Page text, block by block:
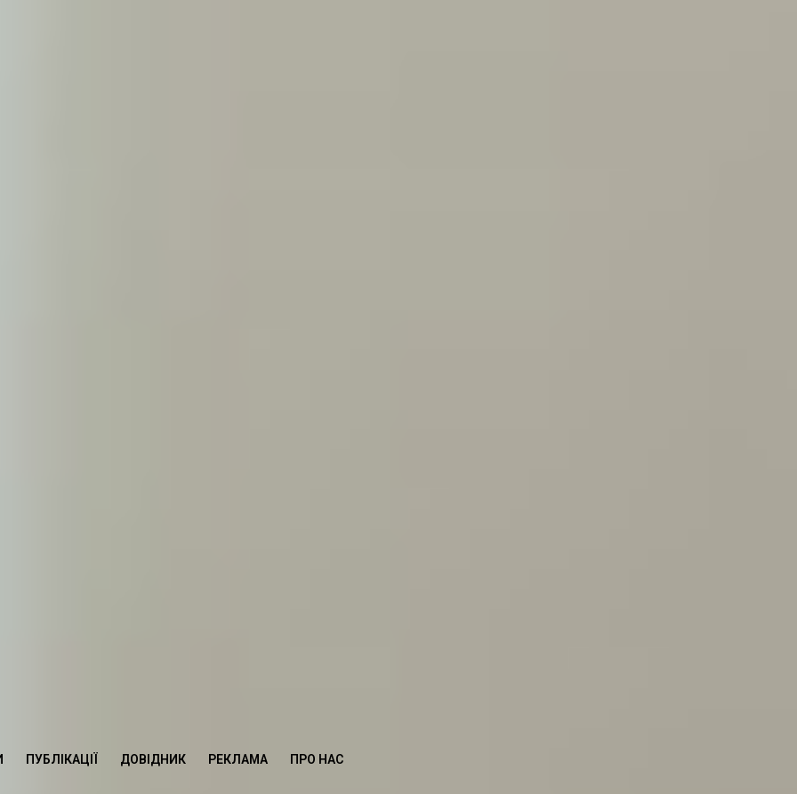
ПУБЛІКАЦІЇ ДОВІДНИК РЕКЛАМА ПРО НАС